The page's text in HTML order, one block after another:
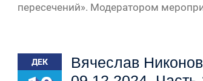
пересечений». Модератором
ДЕК
Вячеслав